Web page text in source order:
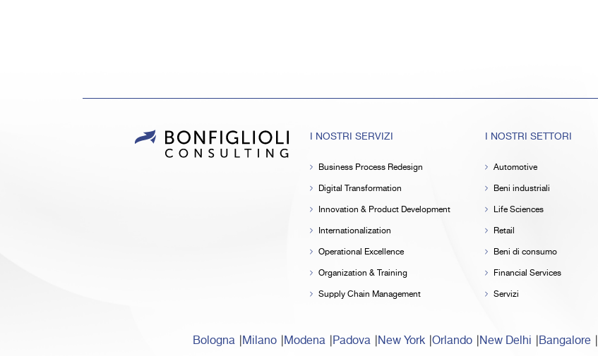
I NOSTRI SERVIZI
Business Process Redesign
Digital Transformation
Innovation & Product Development
Internationalization
Operational Excellence
Organization & Training
Supply Chain Management
I NOSTRI SETTORI
Automotive
Beni industriali
Life Sciences
Retail
Beni di consumo
Financial Services
Servizi
Bologna Milano Modena Padova New York Orlando New Delhi Bangalore